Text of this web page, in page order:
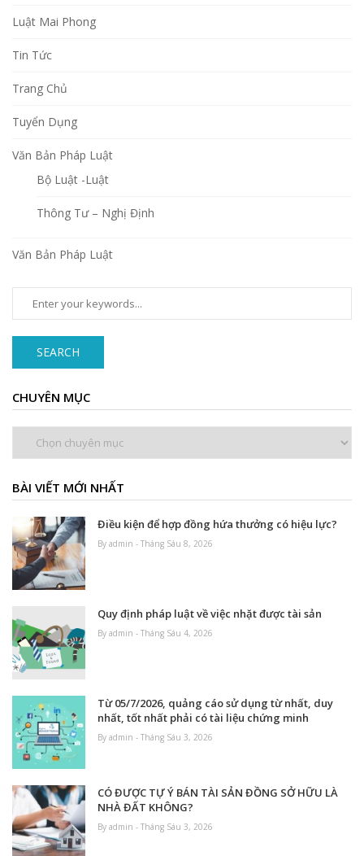
Luật Mai Phong
Tin Tức
Trang Chủ
Tuyển Dụng
Văn Bản Pháp Luật
Bộ Luật -Luật
Thông Tư – Nghị Định
Văn Bản Pháp Luật
SEARCH
CHUYÊN MỤC
BÀI VIẾT MỚI NHẤT
Điều kiện để hợp đồng hứa thưởng có hiệu lực?
By admin - Tháng Sáu 8, 2026
Quy định pháp luật về việc nhặt được tài sản
By admin - Tháng Sáu 4, 2026
Từ 05/7/2026, quảng cáo sử dụng từ nhất, duy
nhất, tốt nhất phải có tài liệu chứng minh
By admin - Tháng Sáu 3, 2026
CÓ ĐƯỢC TỰ Ý BÁN TÀI SẢN ĐỒNG SỞ HỮU LÀ
NHÀ ĐẤT KHÔNG?
By admin - Tháng Sáu 3, 2026